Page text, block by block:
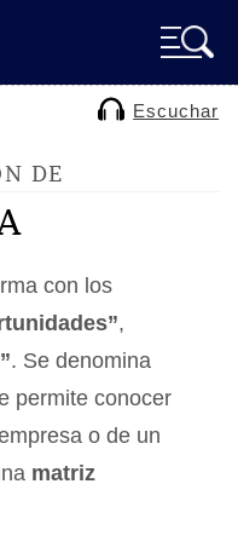
Escuchar
DE
con los
,
. Se denomina
permite conocer
o de un
matriz